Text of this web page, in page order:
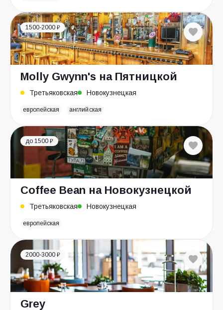
1500-2000 ₽
Molly Gwynn's на Пятницкой
Третьяковская Новокузнецкая
европейская английская
до 1500 ₽
Coffee Bean на Новокузнецкой
Третьяковская Новокузнецкая
европейская
2000-3000 ₽
Grey